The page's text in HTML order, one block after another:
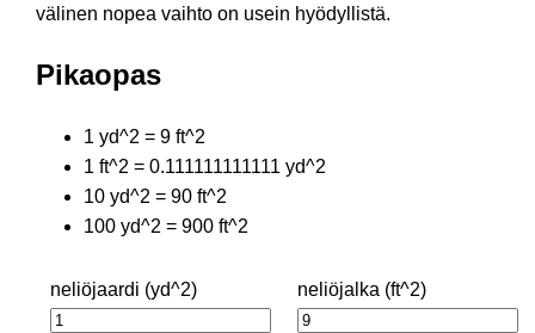
välinen nopea vaihto on usein hyödyllistä.
Pikaopas
1 yd^2 = 9 ft^2
1 ft^2 = 0.111111111111 yd^2
10 yd^2 = 90 ft^2
100 yd^2 = 900 ft^2
neliöjaardi (yd^2) neliöjalka (ft^2)